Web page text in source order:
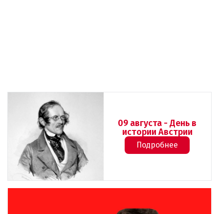
09 августа - День в
истории Австрии
Подробнее